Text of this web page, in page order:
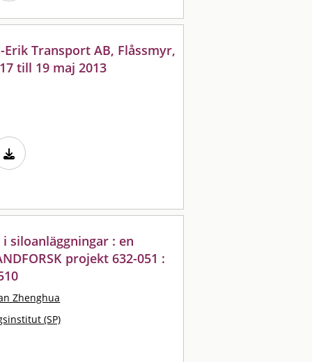
Transport AB, Flåssmyr,
till 19 maj 2013
siloanläggningar : en
projekt 632-051 :
Zhenghua
(SP)